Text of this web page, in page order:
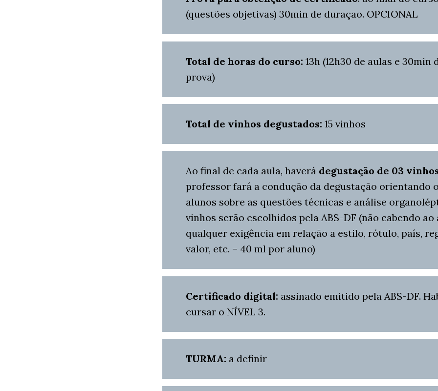
(questões objetivas) 30min de duração. OPCIONAL
Total de horas do curso: 13h (12h30 de aulas e 30min
prova)
Total de vinhos degustados: 15 vinhos
Ao final de cada aula, haverá degustação de 03
professor fará a condução da degustação orientando
alunos sobre as questões técnicas e análise
vinhos serão escolhidos pela ABS-DF (não cabendo ao
qualquer exigência em relação a estilo, rótulo, país,
valor, etc. – 40 ml por aluno)
Certificado digital: assinado emitido pela ABS-DF.
cursar o NÍVEL 3.
TURMA: a definir